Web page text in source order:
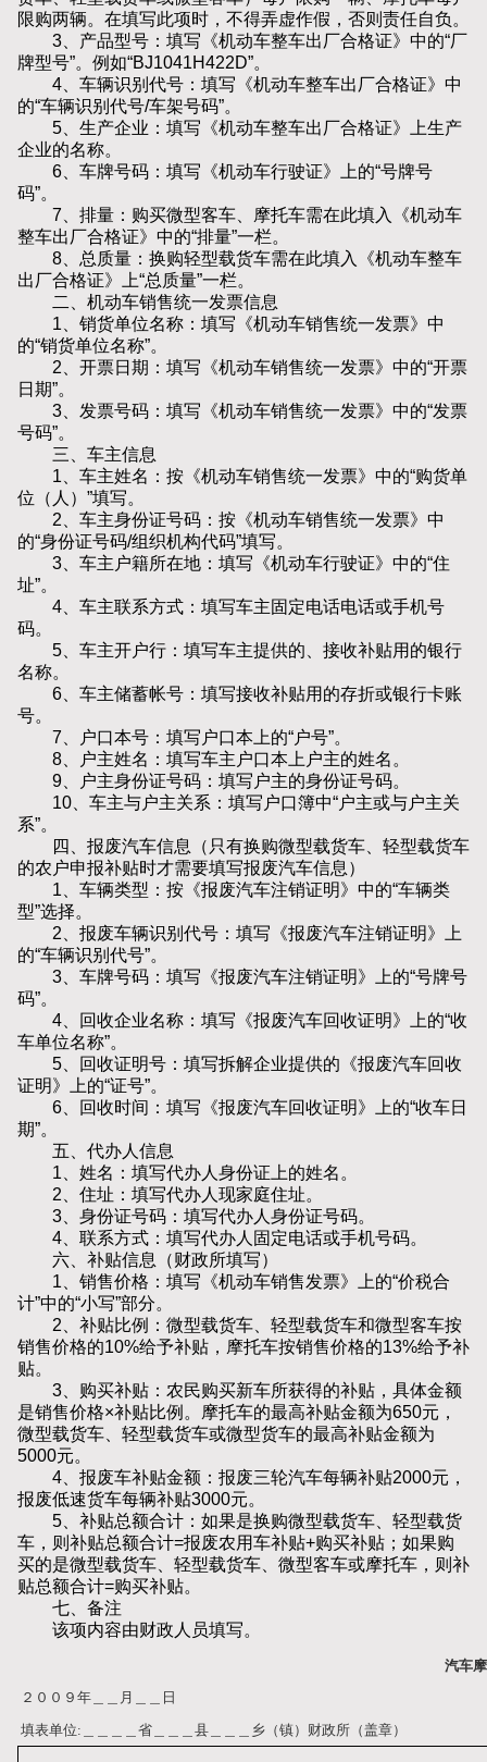
限购两辆。在填写此项时，不得弄虚作假，否则责任自负。
3、产品型号：填写《机动车整车出厂合格证》中的“厂
牌型号”。例如“BJ1041H422D”。
4、车辆识别代号：填写《机动车整车出厂合格证》中
的“车辆识别代号/车架号码”。
5、生产企业：填写《机动车整车出厂合格证》上生产
企业的名称。
6、车牌号码：填写《机动车行驶证》上的“号牌号
码”。
7、排量：购买微型客车、摩托车需在此填入《机动车
整车出厂合格证》中的“排量”一栏。
8、总质量：换购轻型载货车需在此填入《机动车整车
出厂合格证》上“总质量”一栏。
二、机动车销售统一发票信息
1、销货单位名称：填写《机动车销售统一发票》中
的“销货单位名称”。
2、开票日期：填写《机动车销售统一发票》中的“开票
日期”。
3、发票号码：填写《机动车销售统一发票》中的“发票
号码”。
三、车主信息
1、车主姓名：按《机动车销售统一发票》中的“购货单
位（人）”填写。
2、车主身份证号码：按《机动车销售统一发票》中
的“身份证号码/组织机构代码”填写。
3、车主户籍所在地：填写《机动车行驶证》中的“住
址”。
4、车主联系方式：填写车主固定电话电话或手机号
码。
5、车主开户行：填写车主提供的、接收补贴用的银行
名称。
6、车主储蓄帐号：填写接收补贴用的存折或银行卡账
号。
7、户口本号：填写户口本上的“户号”。
8、户主姓名：填写车主户口本上户主的姓名。
9、户主身份证号码：填写户主的身份证号码。
10、车主与户主关系：填写户口簿中“户主或与户主关
系”。
四、报废汽车信息（只有换购微型载货车、轻型载货车
的农户申报补贴时才需要填写报废汽车信息）
1、车辆类型：按《报废汽车注销证明》中的“车辆类
型”选择。
2、报废车辆识别代号：填写《报废汽车注销证明》上
的“车辆识别代号”。
3、车牌号码：填写《报废汽车注销证明》上的“号牌号
码”。
4、回收企业名称：填写《报废汽车回收证明》上的“收
车单位名称”。
5、回收证明号：填写拆解企业提供的《报废汽车回收
证明》上的“证号”。
6、回收时间：填写《报废汽车回收证明》上的“收车日
期”。
五、代办人信息
1、姓名：填写代办人身份证上的姓名。
2、住址：填写代办人现家庭住址。
3、身份证号码：填写代办人身份证号码。
4、联系方式：填写代办人固定电话或手机号码。
六、补贴信息（财政所填写）
1、销售价格：填写《机动车销售发票》上的“价税合
计”中的“小写”部分。
2、补贴比例：微型载货车、轻型载货车和微型客车按
销售价格的10%给予补贴，摩托车按销售价格的13%给予补
贴。
3、购买补贴：农民购买新车所获得的补贴，具体金额
是销售价格×补贴比例。摩托车的最高补贴金额为650元，
微型载货车、轻型载货车或微型货车的最高补贴金额为
5000元。
4、报废车补贴金额：报废三轮汽车每辆补贴2000元，
报废低速货车每辆补贴3000元。
5、补贴总额合计：如果是换购微型载货车、轻型载货
车，则补贴总额合计=报废农用车补贴+购买补贴；如果购
买的是微型载货车、轻型载货车、微型客车或摩托车，则补
贴总额合计=购买补贴。
七、备注
该项内容由财政人员填写。
汽车
２００９年＿＿月＿＿日
填表单位:＿＿＿＿省＿＿＿县＿＿＿乡（镇）财政所（盖章）